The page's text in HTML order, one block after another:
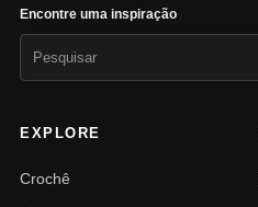
Encontre uma inspiração
EXPLORE
Crochê